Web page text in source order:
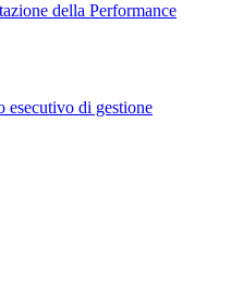
della Performance
esecutivo di gestione